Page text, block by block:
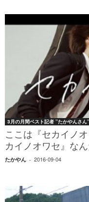
3月の月間ベスト記者 ”たかやんさん
ここは『セカイノ
カイノオワセ』なん
たかやん - 2016-09-04